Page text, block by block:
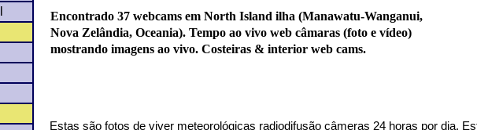
Encontrado 37 webcams em North Island ilha (Manawatu-Wanganui,
Nova Zelândia, Oceania). Tempo ao vivo web câmaras (foto e vídeo)
mostrando imagens ao vivo. Costeiras & interior web cams.
Estas são fotos de viver meteorológicas radiodifusão câmeras 24 horas por dia.